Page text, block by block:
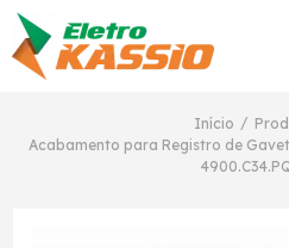
Início /
Acabamento para Registro de